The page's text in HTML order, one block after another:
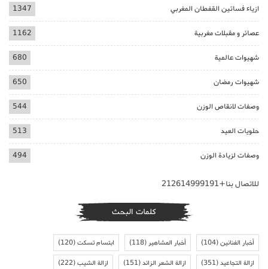
ازياء فساتين القفطان المغربي 1347
عصائر و مقبلات مغربية 1162
شهيوات عالمية 680
شهيوات رمضان 650
وصفات لانقاص الوزن 544
حلويات العيد 513
وصفات لزيادة الوزن 494
للاتصال بنا+212614999191
كلمات البحث
أخبار الفنانين(104) أخبار المشاهير(118) ابتسام تسكت(120)
ازالة التجاعيد(351) ازالة الشعر الزائد(151) ازالة الشيب(222)